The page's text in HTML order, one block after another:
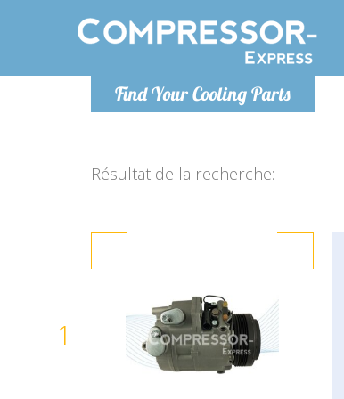
Find Your Cooling Parts
Résultat de la recherche:
1